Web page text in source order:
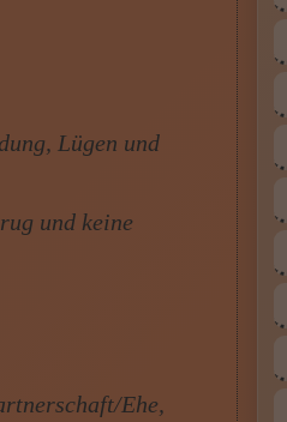
Lügen und
und keine
Ehe,